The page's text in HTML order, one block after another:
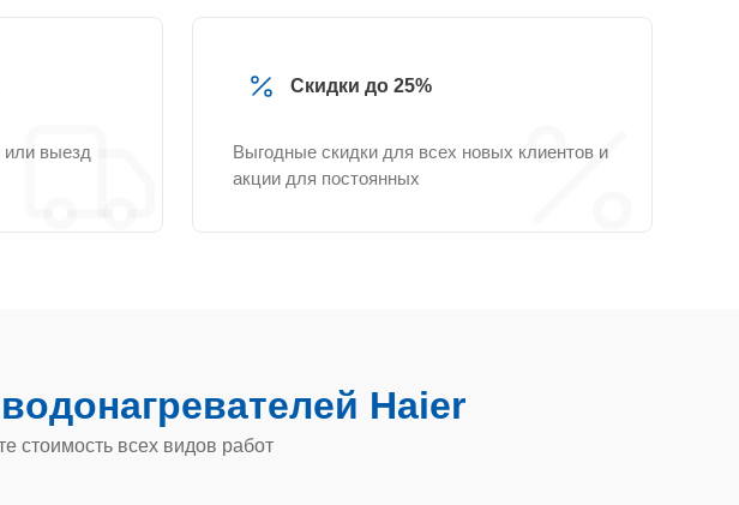
или выезд
Скидки до 25%
Выгодные скидки для всех новых клиентов и
акции для постоянных
водонагревателей Haier
стоимость всех видов работ